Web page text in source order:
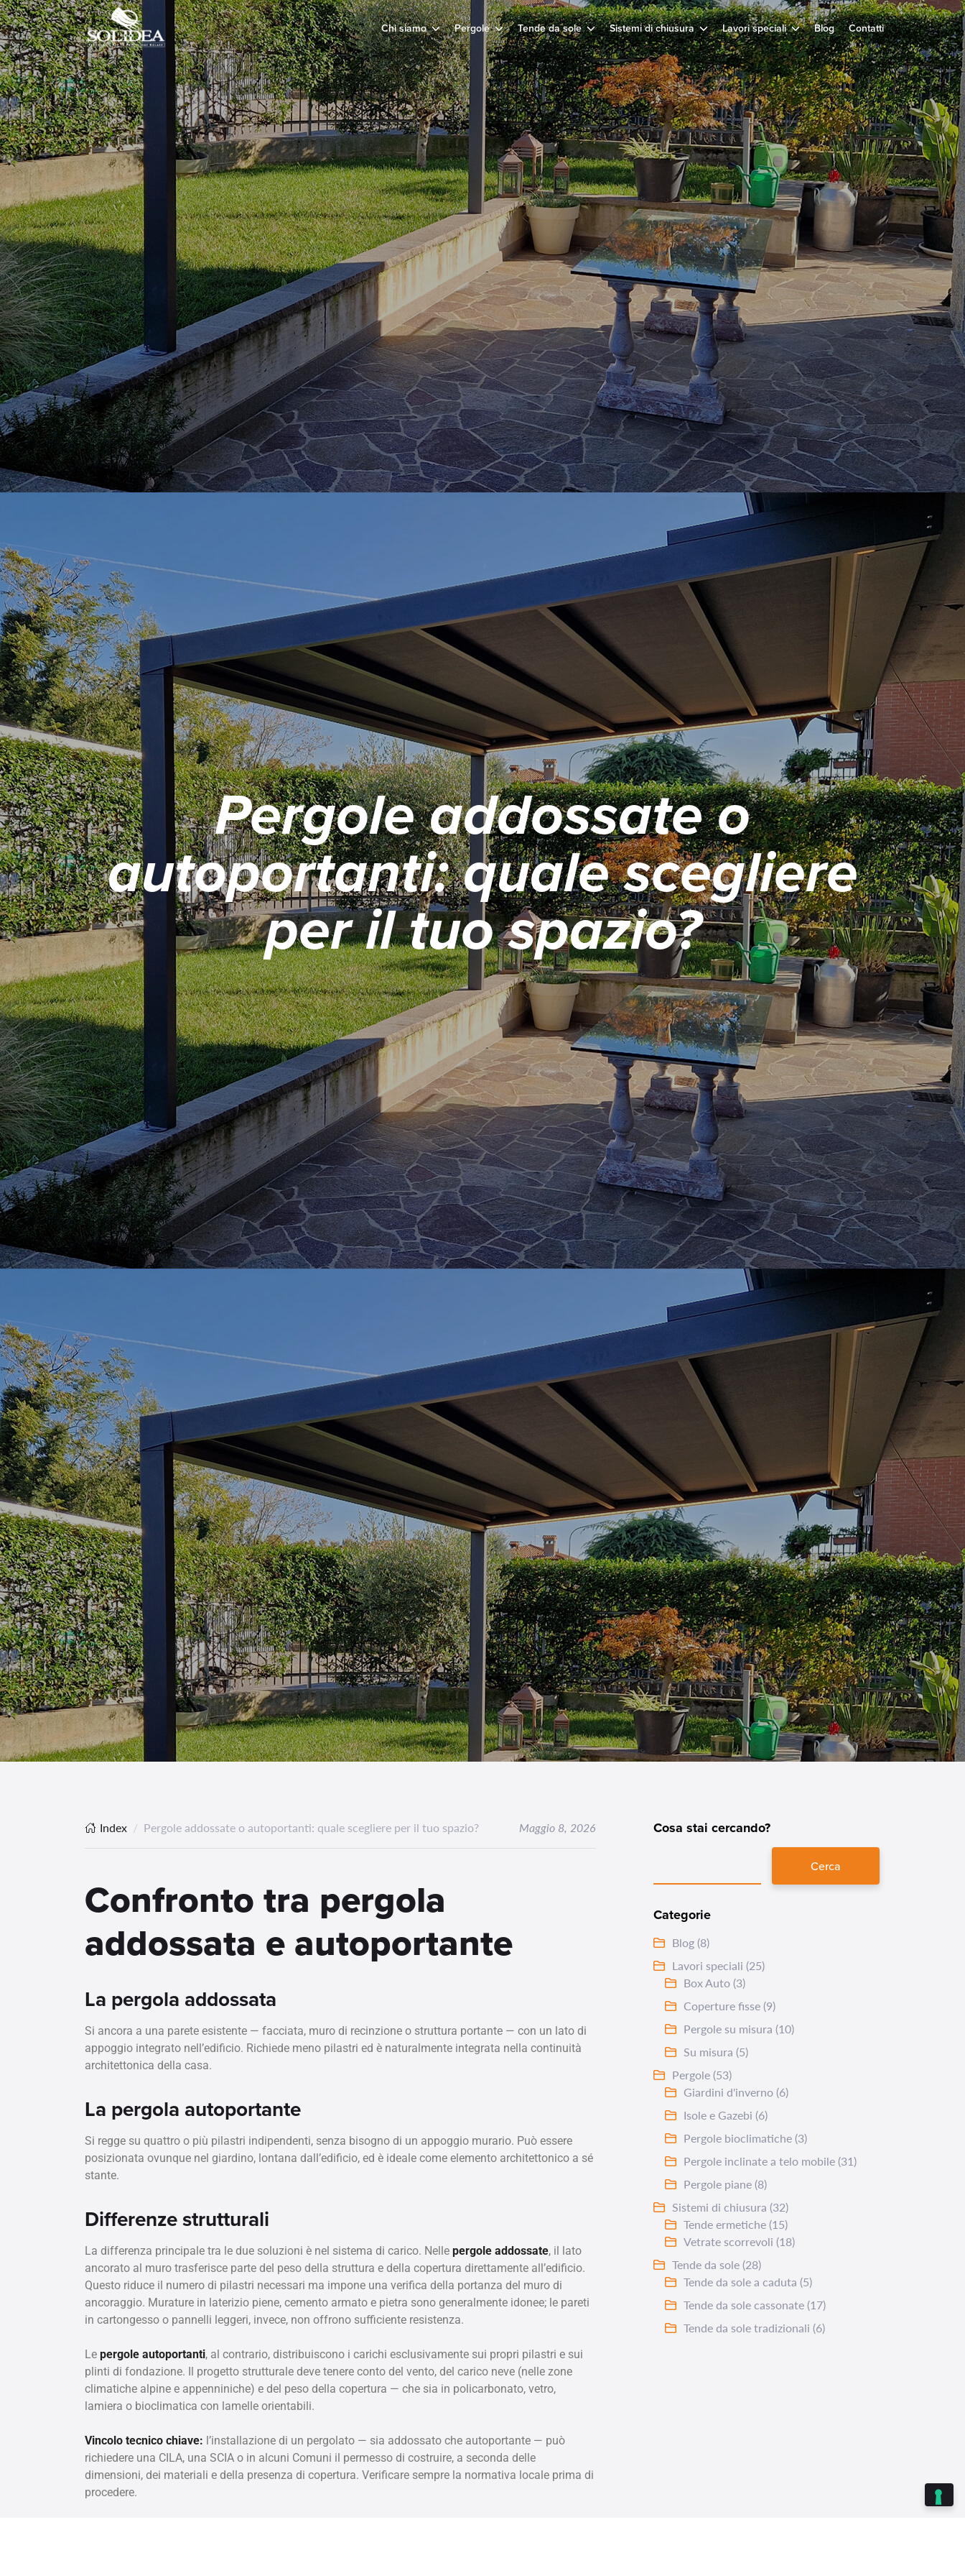
Chi siamo Pergole Tende da sole Sistemi di chiusura Lavori speciali Blog Contatti
Pergole addossate o
autoportanti: quale scegliere
per il tuo spazio?
Index Pergole addossate o autoportanti: quale scegliere per il tuo spazio? Maggio 8, 2026
Confronto tra pergola
addossata e autoportante
La pergola addossata
Si ancora a una parete esistente — facciata, muro di recinzione o struttura portante — con un lato di
appoggio integrato nell’edificio. Richiede meno pilastri ed è naturalmente integrata nella continuità
architettonica della casa.
La pergola autoportante
Si regge su quattro o più pilastri indipendenti, senza bisogno di un appoggio murario. Può essere
posizionata ovunque nel giardino, lontana dall’edificio, ed è ideale come elemento architettonico a sé
stante.
Differenze strutturali
La differenza principale tra le due soluzioni è nel sistema di carico. Nelle pergole addossate, il lato
ancorato al muro trasferisce parte del peso della struttura e della copertura direttamente all’edificio.
Questo riduce il numero di pilastri necessari ma impone una verifica della portanza del muro di
ancoraggio. Murature in laterizio piene, cemento armato e pietra sono generalmente idonee; le pareti
in cartongesso o pannelli leggeri, invece, non offrono sufficiente resistenza.
Le pergole autoportanti, al contrario, distribuiscono i carichi esclusivamente sui propri pilastri e sui
plinti di fondazione. Il progetto strutturale deve tenere conto del vento, del carico neve (nelle zone
climatiche alpine e appenniniche) e del peso della copertura — che sia in policarbonato, vetro,
lamiera o bioclimatica con lamelle orientabili.
Vincolo tecnico chiave: l’installazione di un pergolato — sia addossato che autoportante — può
richiedere una CILA, una SCIA o in alcuni Comuni il permesso di costruire, a seconda delle
dimensioni, dei materiali e della presenza di copertura. Verificare sempre la normativa locale prima di
procedere.
Cosa stai cercando?
Cerca
Categorie
Blog(8)
Lavori speciali (25)
Box Auto(3)
Coperture fisse(9)
Pergole su misura (10)
Su misura (5)
Pergole(53)
Giardini d'inverno(6)
Isole e Gazebi (6)
Pergole bioclimatiche(3)
Pergole inclinate a telo mobile(31)
Pergole piane(8)
Sistemi di chiusura (32)
Tende ermetiche(15)
Vetrate scorrevoli (18)
Tende da sole(28)
Tende da sole a caduta (5)
Tende da sole cassonate(17)
Tende da sole tradizionali (6)